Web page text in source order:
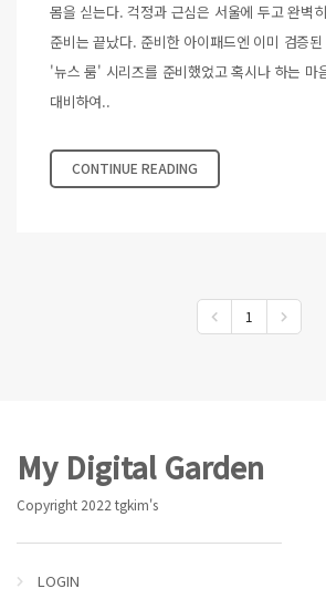
몸을 싣는다. 걱정과 근심은 서울에 두고 완벽
준비는 끝났다. 준비한 아이패드엔 이미 검증
'뉴스 룸' 시리즈를 준비했었고 혹시나 하는 마
대비하여..
CONTINUE READING
1
Footer
My Digital Garden
Copyright 2022 tgkim's
LOGIN